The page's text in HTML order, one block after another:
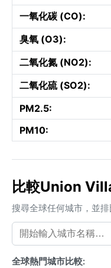
一氧化碳 (CO):
臭氧 (O3):
二氧化氮 (NO2):
二氧化硫 (SO2):
PM2.5:
PM10:
比較Union
搜尋全球任何城市，並排
全球熱門城市比較: